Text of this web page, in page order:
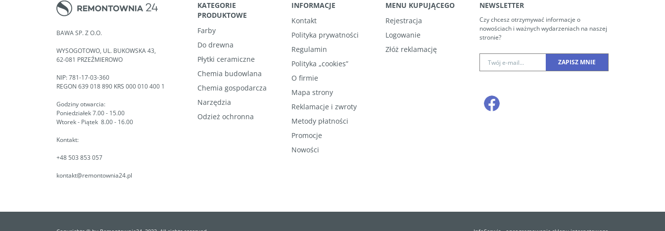
BAWA SP. Z O.O.
WYSOGOTOWO, UL. BUKOWSKA 43,
62-081 PRZEŹMIEROWO
NIP: 781-17-03-360
REGON 639 018 890 KRS 000 010 400 1
Godziny otwarcia:
Poniedziałek 7.00 - 15.00
Wtorek - Piątek 8.00 - 16.00
Kontakt:
+48 503 853 057
kontakt@remontownia24.pl
KATEGORIE
PRODUKTOWE
Farby
Do drewna
Płytki ceramiczne
Chemia budowlana
Chemia gospodarcza
Narzędzia
Odzież ochronna
INFORMACJE
Kontakt
Polityka prywatności
Regulamin
Polityka „cookies”
O firmie
Mapa strony
Reklamacje i zwroty
Metody płatności
Promocje
Nowości
MENU KUPUJĄCEGO
Rejestracja
Logowanie
Złóż reklamację
NEWSLETTER
Czy chcesz otrzymywać informacje o
nowościach i ważnych wydarzeniach na naszej
stronie?